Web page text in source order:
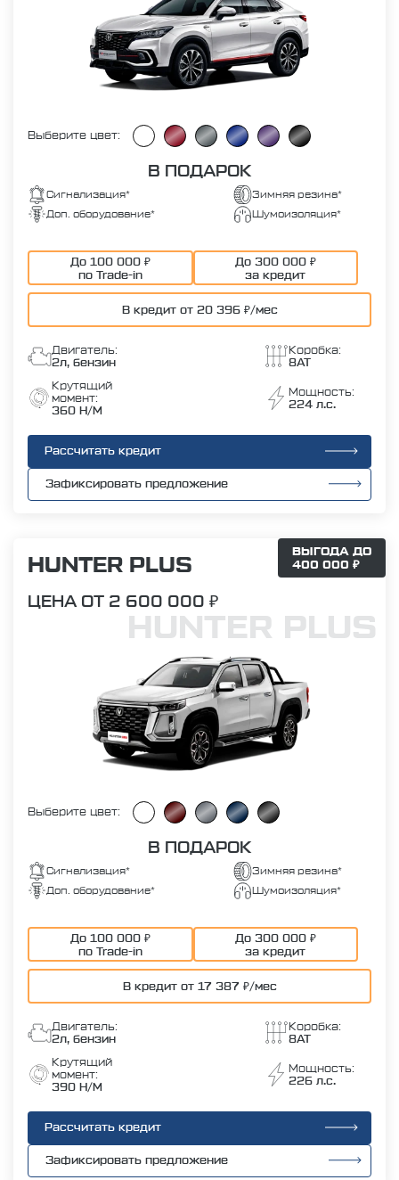
Выберите цвет:
В ПОДАРОК
Сигнализация*
Зимняя резина*
Доп. оборудование*
Шумоизоляция*
До 100 000 ₽
по Trade-in
До 300 000 ₽
за кредит
В кредит от 20 396 ₽/мес
Двигатель:
2л, бензин
Коробка:
8AT
Крутящий
момент:
360 Н/М
Мощность:
224 л.с.
Рассчитать кредит
Зафиксировать предложение
HUNTER PLUS
ЦЕНА ОТ 2 600 000 ₽
Выберите цвет:
HUNTER PLUS
В ПОДАРОК
Сигнализация*
Зимняя резина*
Доп. оборудование*
Шумоизоляция*
До 100 000 ₽
по Trade-in
До 300 000 ₽
за кредит
В кредит от 17 387 ₽/мес
Двигатель:
2л, бензин
Коробка:
8AT
Крутящий
момент:
390 Н/М
Мощность:
226 л.с.
Рассчитать кредит
Зафиксировать предложение
ВЫГОДА ДО
400 000 ₽